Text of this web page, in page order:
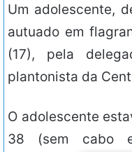
Um adolescente,
autuado em
(17), pela
plantonista da
O adolescente
38 (sem cabo